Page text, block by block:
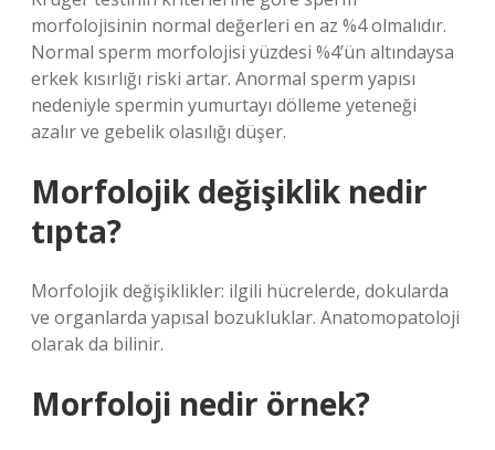
morfolojisinin normal değerleri en az %4 olmalıdır.
Normal sperm morfolojisi yüzdesi %4’ün altındaysa
erkek kısırlığı riski artar. Anormal sperm yapısı
nedeniyle spermin yumurtayı dölleme yeteneği
azalır ve gebelik olasılığı düşer.
Morfolojik değişiklik nedir
tıpta?
Morfolojik değişiklikler: ilgili hücrelerde, dokularda
ve organlarda yapısal bozukluklar. Anatomopatoloji
olarak da bilinir.
Morfoloji nedir örnek?